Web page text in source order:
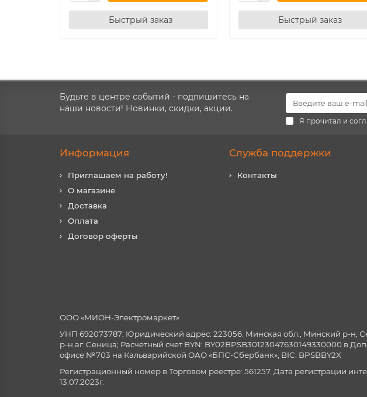
Быстрый заказ Быстрый заказ
Будьте в центре событий - подпишитесь на
наши новости! Новинки, скидки, акции.
Я прочитал и
Информация
Приглашаем на работу!
О магазине
Доставка
Оплата
Договор оферты
Служба поддержки
Контакты
ООО «МИОН-Электромаркет»
УНП 692073787; Юридический адрес: 223056. Минская обл., Минский р-н,
р-н аг. Сеница; Расчетный счет BYN: BY02BPSB30123047630149330000 в
офисе №703 на Кальварийской ОАО «БПС-Сбербанк», BIC: BPSBBY2X
Регистрационный номер в Торговом реестре: 561257. Дата регистрации
13.07.2023г.